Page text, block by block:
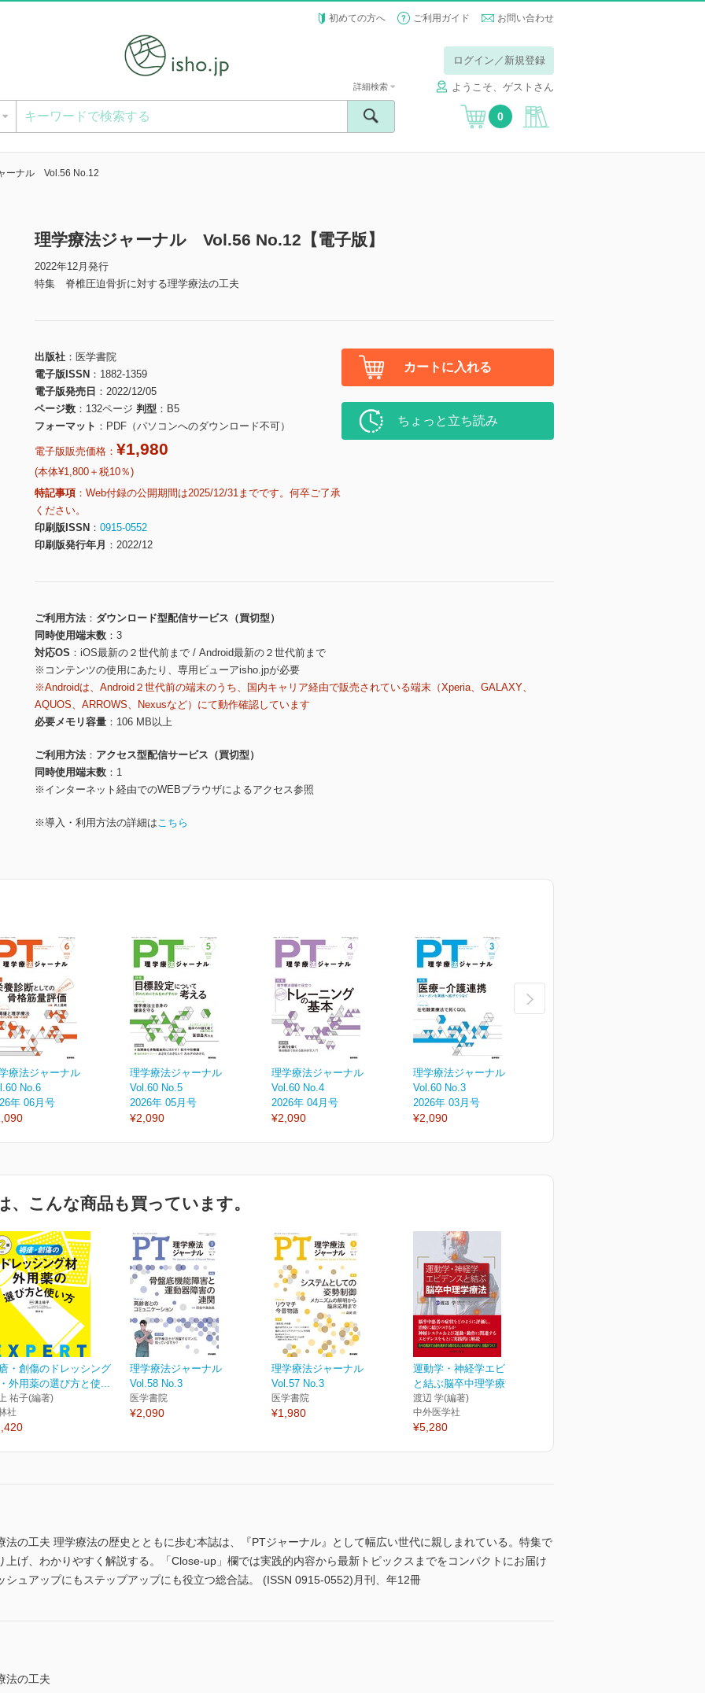
初めての方へ ご利用ガイド お問い合わせ
ログイン／新規登録
ようこそ、ゲストさん
詳細検索
0
ーナル Vol.56 No.12
理学療法ジャーナル Vol.56 No.12【電子版】
2022年12月発行
特集 脊椎圧迫骨折に対する理学療法の工夫
出版社
医学書院
電子版ISSN
1882-1359
電子版発売日
2022/12/05
ページ数
132ページ 判型
B5
フォーマット
PDF（パソコンへのダウンロード不可）
電子版販売価格： ¥1,980
(本体¥1,800＋税10％)
特記事項
Web付録の公開期間は2025/12/31までです。何卒ご了承
ください。
印刷版ISSN
0915-0552
印刷版発行年月
2022/12
カートに入れる
ちょっと立ち読み
ご利用方法
ダウンロード型配信サービス（買切型）
同時使用端末数
3
対応OS
iOS最新の２世代前まで / Android最新の２世代前まで
※コンテンツの使用にあたり、専用ビューアisho.jpが必要
※Androidは、Android２世代前の端末のうち、国内キャリア経由で販売されている端末（Xperia、GALAXY、
AQUOS、ARROWS、Nexusなど）にて動作確認しています
必要メモリ容量
106 MB以上
ご利用方法
アクセス型配信サービス（買切型）
同時使用端末数
1
※インターネット経由でのWEBブラウザによるアクセス参照
※導入・利用方法の詳細はこちら
療法ジャーナル
No.6
年 06月号
理学療法ジャーナル
Vol.60 No.5
2026年 05月号
¥2,090
理学療法ジャーナル
Vol.60 No.4
2026年 04月号
¥2,090
理学療法ジャーナル
Vol.60 No.3
2026年 03月号
¥2,090
、こんな商品も買っています。
・創傷のドレッシング
外用薬の選び方と使...
祐子(編著)
社
理学療法ジャーナル
Vol.58 No.3
医学書院
¥2,090
理学療法ジャーナル
Vol.57 No.3
医学書院
¥1,980
運動学・神経学エビデンス
と結ぶ脳卒中理学療法
渡辺 学(編著)
中外医学社
¥5,280
の工夫 理学療法の歴史とともに歩む本誌は、『PTジャーナル』として幅広い世代に親しまれている。特集で
上げ、わかりやすく解説する。「Close-up」欄では実践的内容から最新トピックスまでをコンパクトにお届け
シュアップにもステップアップにも役立つ総合誌。 (ISSN 0915-0552)月刊、年12冊
法の工夫